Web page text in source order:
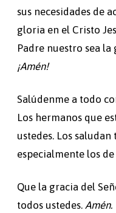
sus necesidades de
gloria en el Cristo
Padre nuestro sea la
¡Amén!
Salúdenme a todo
Los hermanos que
ustedes. Los
especialmente los
Que la gracia del
todos ustedes. Amén.